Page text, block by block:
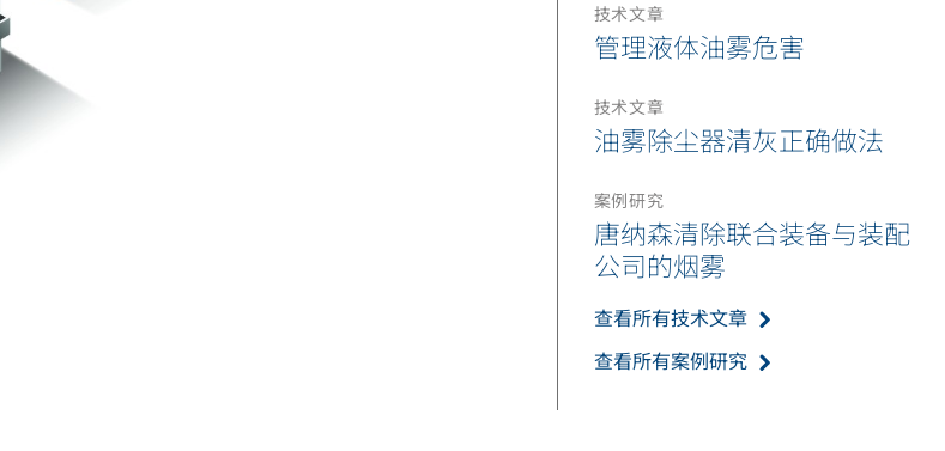
技术文章
管理液体油雾危害
技术文章
油雾除尘器清灰正确做法
案例研究
唐纳森清除联合装备与装配
公司的烟雾
查看所有技术文章
查看所有案例研究